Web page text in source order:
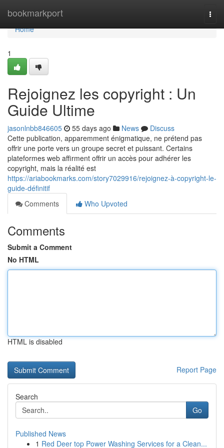
bookmarkport
Home
Home
1
Rejoignez les copyright : Un
Guide Ultime
jasonlnbb846605 55 days ago News
Discuss
Cette publication, apparemment énigmatique, ne prétend pas
offrir une porte vers un groupe secret et puissant. Certains
plateformes web affirment offrir un accès pour adhérer les
copyright, mais la réalité est
https://ariabookmarks.com/story7029916/rejoignez-à-copyright-le-
guide-définitif
Comments
Who Upvoted
Comments
Submit a Comment
No HTML
HTML is disabled
Report Page
Search
Go
Published News
1 Red Deer top Power Washing Services for a Clean...